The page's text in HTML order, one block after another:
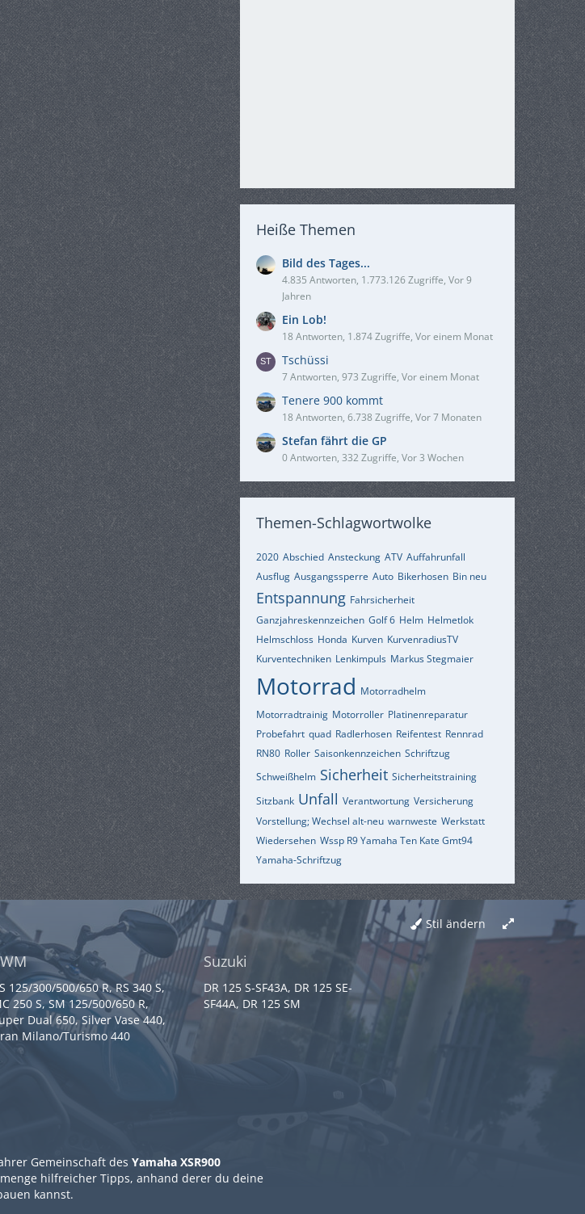
Heiße Themen
Bild des Tages...
4.835 Antworten, 1.773.126 Zugriffe, Vor 9
Jahren
Ein Lob!
18 Antworten, 1.874 Zugriffe, Vor einem Monat
Tschüssi
7 Antworten, 973 Zugriffe, Vor einem Monat
Tenere 900 kommt
18 Antworten, 6.738 Zugriffe, Vor 7 Monaten
Stefan fährt die GP
0 Antworten, 332 Zugriffe, Vor 3 Wochen
Themen-Schlagwortwolke
2020 Abschied Ansteckung ATV Auffahrunfall
Ausflug Ausgangssperre Auto Bikerhosen Bin neu
Entspannung Fahrsicherheit
Ganzjahreskennzeichen Golf 6 Helm Helmetlok
Helmschloss Honda Kurven KurvenradiusTV
Kurventechniken Lenkimpuls Markus Stegmaier
Motorrad Motorradhelm
Motorradtrainig Motorroller Platinenreparatur
Probefahrt quad Radlerhosen Reifentest Rennrad
RN80 Roller Saisonkennzeichen Schriftzug
Schweißhelm Sicherheit Sicherheitstraining
Sitzbank Unfall Verantwortung Versicherung
Vorstellung; Wechsel alt-neu warnweste Werkstatt
Wiedersehen Wssp R9 Yamaha Ten Kate Gmt94
Yamaha-Schriftzug
Stil ändern
125/300/500/650 R, RS 340 S,
250 S, SM 125/500/650 R,
Dual 650, Silver Vase 440,
Milano/Turismo 440
Suzuki
DR 125 S-SF43A, DR 125 SE-
SF44A, DR 125 SM
Gemeinschaft des Yamaha XSR900
hilfreicher Tipps, anhand derer du deine
kannst.